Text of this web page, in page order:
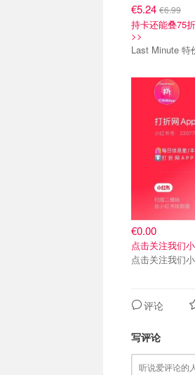
€5.24 €6.99
持卡还能叠75
>>
Last Minute 特
关注我们~
€0.00
点击关注我们
点击关注我们
评论
写评论